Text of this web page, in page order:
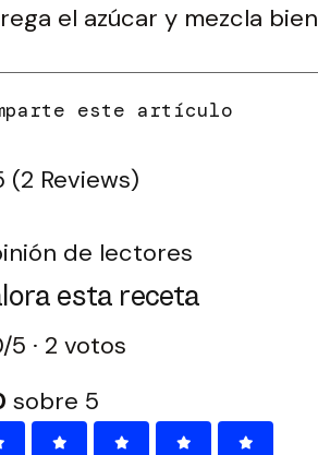
el azúcar y mezcla
(2 Reviews)
de lectores
esta receta
5 · 2 votos
sobre 5